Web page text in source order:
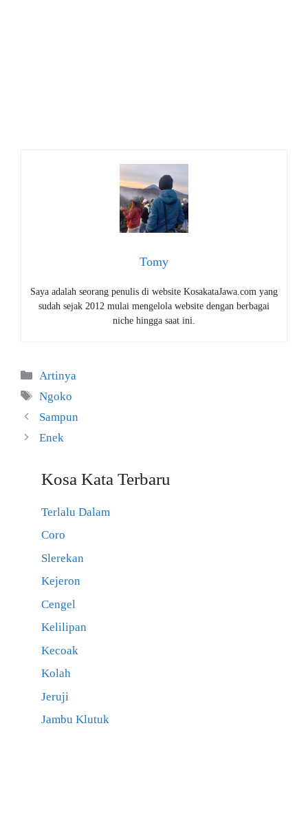
Tomy
Saya adalah seorang penulis di website KosakataJawa.com yang
sudah sejak 2012 mulai mengelola website dengan berbagai
niche hingga saat ini.
Kategori
Artinya
Tag
Ngoko
Sampun
Enek
Kosa Kata Terbaru
Terlalu Dalam
Coro
Slerekan
Kejeron
Cengel
Kelilipan
Kecoak
Kolah
Jeruji
Jambu Klutuk